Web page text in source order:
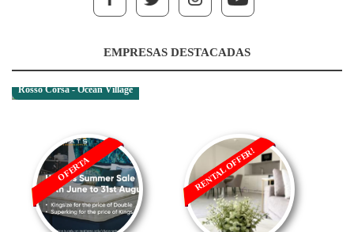
EMPRESAS DESTACADAS
Rosso Corsa - Ocean Village
OFERTA RENTAL OFFER!